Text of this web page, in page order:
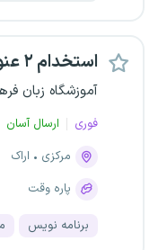
استخدام ۲ عنوان شغلی
آموزشگاه زبان
فوری
ارسال آسان
مرکزی
اراک
پاره وقت
برنامه نویس